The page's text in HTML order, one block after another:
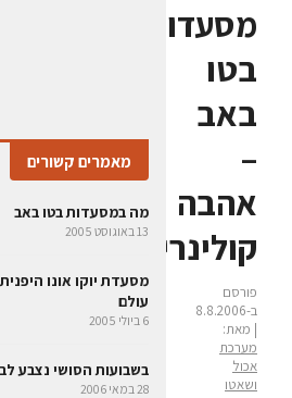
מסעדות
בטו
באב
–
אהבה
קולינרית
פורסם
ב-8.8.2006
| מאת:
מערכת
אכול
ושאטו
מאמרים קשורים
מה במסעדות בטו באב
13 באוגוסט 2005
מסעדת יוקו אונו
עולם
6 ביולי 2005
בשבועות הסושי נצבע
28 במאי 2006